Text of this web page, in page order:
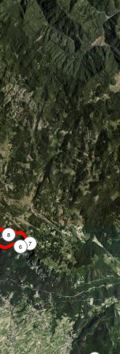
8
6 7